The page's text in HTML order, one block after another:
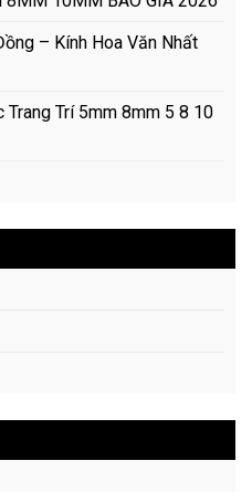
– Kính Hoa Văn Nhất
Trang Trí 5mm 8mm 5 8 10